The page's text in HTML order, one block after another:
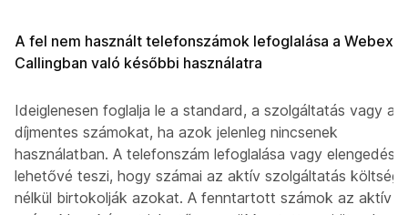
A fel nem használt telefonszámok lefoglalása a Webex
Callingban való későbbi használatra
Ideiglenesen foglalja le a standard, a szolgáltatás vagy a
díjmentes számokat, ha azok jelenleg nincsenek
használatban. A telefonszám lefoglalása vagy elengedése
lehetővé teszi, hogy számai az aktív szolgáltatás költsége
nélkül birtokolják azokat. A fenntartott számok az aktív